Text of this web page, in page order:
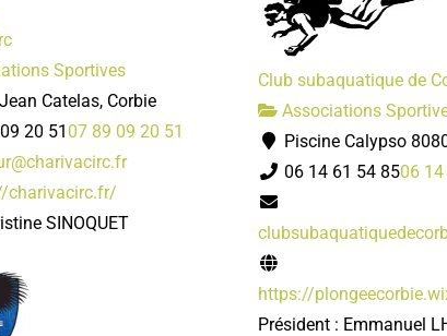
Sportives
Catelas, Corbie
20 51 07 89 09 20 51
charivacirc.fr/
SINOQUET
Club subaquatique de
Associations
Piscine Calypso
06 14 61 54 8506
https://
Président : Emmanuel